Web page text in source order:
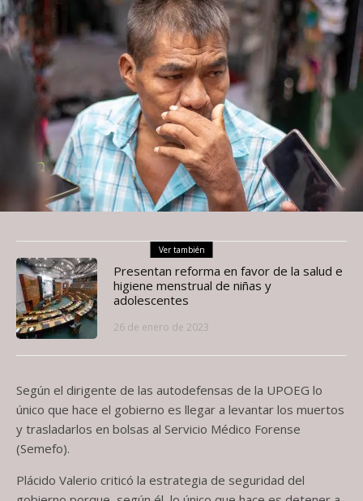
Ver también
Presentan reforma en favor de la salud e
higiene menstrual de niñas y
adolescentes
26 de enero de 2023
Según el dirigente de las autodefensas de la UPOEG lo
único que hace el gobierno es llegar a levantar los muertos
y trasladarlos en bolsas al Servicio Médico Forense
(Semefo).
Plácido Valerio criticó la estrategia de seguridad del